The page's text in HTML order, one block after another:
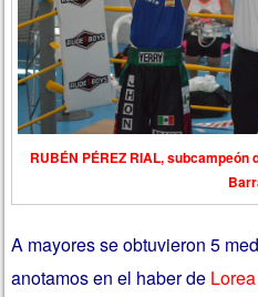
RUBÉN PÉREZ RIAL, subcampeón
A mayores se obtuvieron 5
anotamos en el haber de